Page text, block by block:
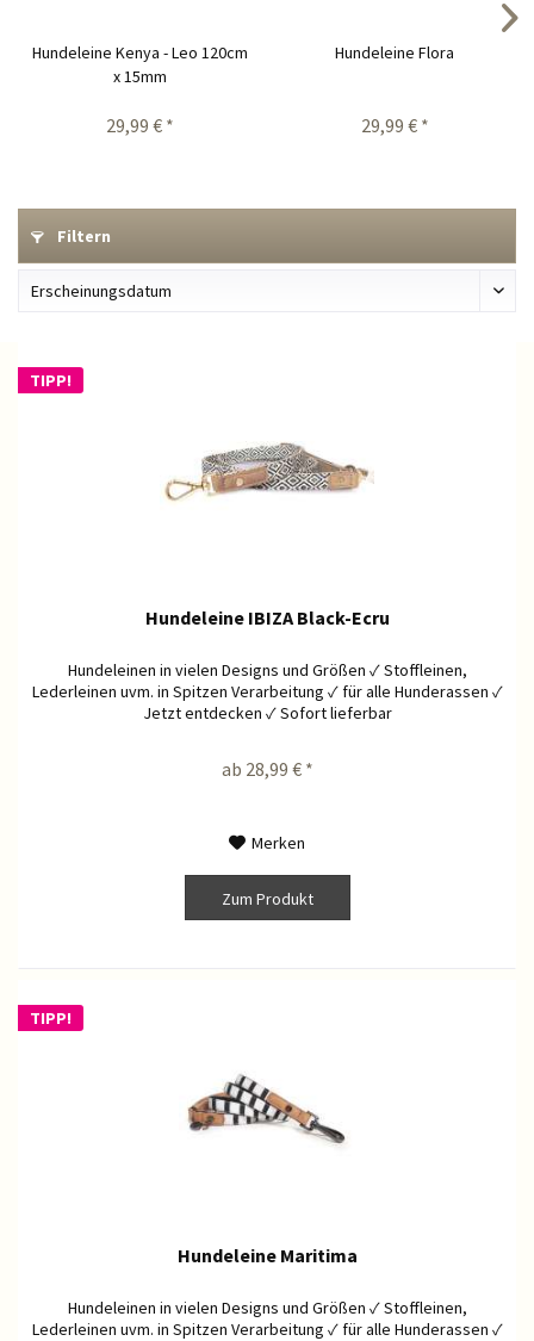
Hundeleine Kenya - Leo 120cm
x 15mm
29,99 € *
Hundeleine Flora
29,99 € *
Filtern
TIPP!
Hundeleine IBIZA Black-Ecru
Hundeleinen in vielen Designs und Größen ✓ Stoffleinen,
Lederleinen uvm. in Spitzen Verarbeitung ✓ für alle Hunderassen ✓
Jetzt entdecken ✓ Sofort lieferbar
ab 28,99 € *
Merken
Zum Produkt
TIPP!
Hundeleine Maritima
Hundeleinen in vielen Designs und Größen ✓ Stoffleinen,
Lederleinen uvm. in Spitzen Verarbeitung ✓ für alle Hunderassen ✓